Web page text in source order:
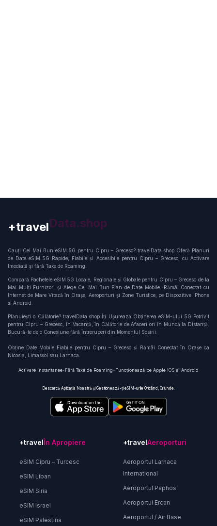
+travelConnection
Cauți Cel Mai Bun eSIM 5G pentru Cipru – Grecesc? travelData.shop Oferă Planuri
de Date eSIM 5G Rapide, Fiabile și Accesibile pentru Cipru – Grecesc, cu Activare
Imediată și fără Taxe de Roaming.
Compară Pachetele eSIM 5G Locale, Regionale și Globale pentru Cipru – Grecesc de la
Mai Mulți Furnizori și Alege Cel Mai Bun Plan de Date Mobile. Rămâi Conectat cu
Internet de Mare Viteză în Orașe, Aeroporturi și Zone Turistice, pe Dispozitive iPhone
și Android.
Plănuiești o Călătorie? travelData.shop Îți Ușurează Obținerea eSIM-ului 5G Potrivit
pentru Cipru – Grecesc, în Vacanță, în Călătorie de Afaceri ori în Muncă la Distanță.
Bucură-te de o Conexiune fără Întreruperi din Momentul Sosirii.
Obține Date Mobile Fiabile pentru Cipru – Grecesc și Rămâi Conectat în Orașe ca
Nicosia, Limassol sau Larnaca.
Activare Instantanee•Fără Taxe de Roaming•Funcționează pe Apple iOS și Android
Descarcă Aplicația Noastră și Gestionează-ți eSIM-urile Oricând, Oriunde.
+travelÎn Apropiere
eSIM Cipru – Turcesc
eSIM Liban
eSIM Siria
eSIM Israel
eSIM Palestina
+travelAeroporturi
Aeroportul Larnaca
International
Aeroportul Paphos
Aeroportul Ercan
Aeroportul / Air Base